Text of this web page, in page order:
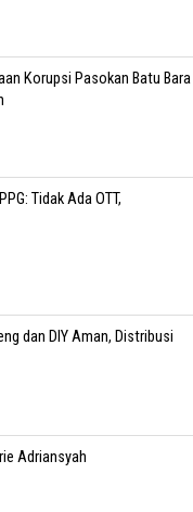
Korupsi Pasokan Batu Bara
Tidak Ada OTT,
dan DIY Aman, Distribusi
Adriansyah